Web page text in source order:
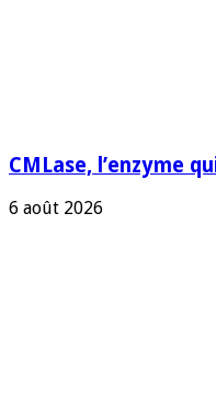
CMLase, l’enzyme
6 août 2026